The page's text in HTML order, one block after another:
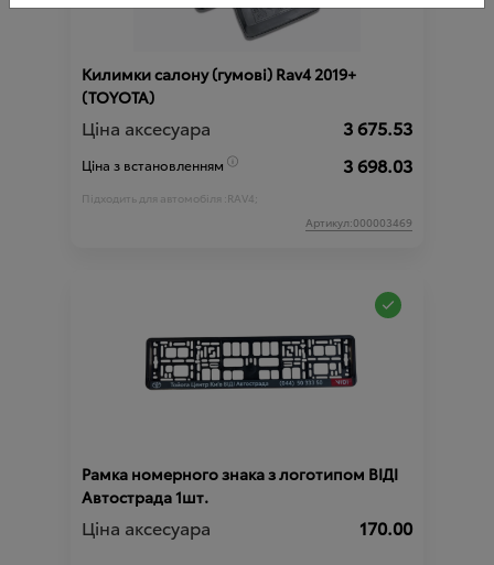
Килимки салону (гумові) Rav4 2019+
(TOYOTA)
Ціна аксесуара 3 675.53
Ціна з встановленням 3 698.03
Підходить для автомобіля :RAV4;
Артикул:000003469
Рамка номерного знака з логотипом ВІДІ
Автострада 1шт.
Ціна аксесуара 170.00